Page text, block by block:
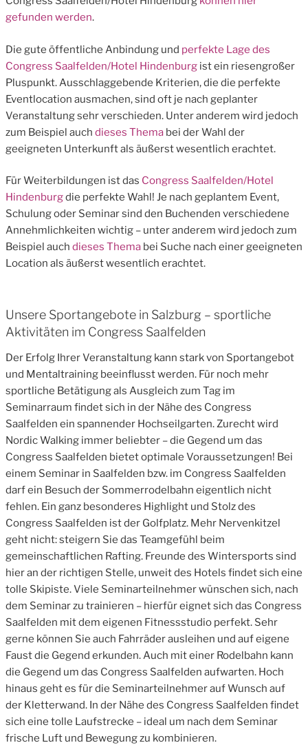
gefunden werden.
Die gute öffentliche Anbindung und perfekte Lage des
Congress Saalfelden/Hotel Hindenburg ist ein riesengroßer
Pluspunkt. Ausschlaggebende Kriterien, die die perfekte
Eventlocation ausmachen, sind oft je nach geplanter
Veranstaltung sehr verschieden. Unter anderem wird jedoch
zum Beispiel auch dieses Thema bei der Wahl der
geeigneten Unterkunft als äußerst wesentlich erachtet.
Für Weiterbildungen ist das Congress Saalfelden/Hotel
Hindenburgdie perfekte Wahl! Je nach geplantem Event,
Schulung oder Seminar sind den Buchenden verschiedene
Annehmlichkeiten wichtig – unter anderem wird jedoch zum
Beispiel auch dieses Thema bei Suche nach einer geeigneten
Location als äußerst wesentlich erachtet.
Unsere Sportangebote in Salzburg – sportliche
Aktivitäten im Congress Saalfelden
Der Erfolg Ihrer Veranstaltung kann stark von Sportangebot
und Mentaltraining beeinflusst werden. Für noch mehr
sportliche Betätigung als Ausgleich zum Tag im
Seminarraum findet sich in der Nähe des Congress
Saalfelden ein spannender Hochseilgarten. Zurecht wird
Nordic Walking immer beliebter – die Gegend um das
Congress Saalfelden bietet optimale Voraussetzungen! Bei
einem Seminar in Saalfelden bzw. im Congress Saalfelden
darf ein Besuch der Sommerrodelbahn eigentlich nicht
fehlen. Ein ganz besonderes Highlight und Stolz des
Congress Saalfelden ist der Golfplatz. Mehr Nervenkitzel
geht nicht: steigern Sie das Teamgefühl beim
gemeinschaftlichen Rafting. Freunde des Wintersports sind
hier an der richtigen Stelle, unweit des Hotels findet sich eine
tolle Skipiste. Viele Seminarteilnehmer wünschen sich, nach
dem Seminar zu trainieren – hierfür eignet sich das Congress
Saalfelden mit dem eigenen Fitnessstudio perfekt. Sehr
gerne können Sie auch Fahrräder ausleihen und auf eigene
Faust die Gegend erkunden. Auch mit einer Rodelbahn kann
die Gegend um das Congress Saalfelden aufwarten. Hoch
hinaus geht es für die Seminarteilnehmer auf Wunsch auf
der Kletterwand. In der Nähe des Congress Saalfelden findet
sich eine tolle Laufstrecke – ideal um nach dem Seminar
frische Luft und Bewegung zu kombinieren.